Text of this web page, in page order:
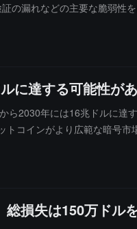
の漏れなどの主要な脆弱性
に達する可能性が
ら2030年には16兆ドルに達
コインがより広範な暗号市
損失は150万ドル